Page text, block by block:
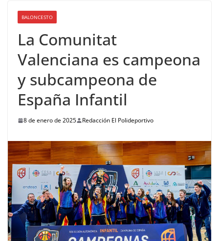
BALONCESTO
La Comunitat
Valenciana es campeona
y subcampeona de
España Infantil
8 de enero de 2025 Redacción El Polideportivo